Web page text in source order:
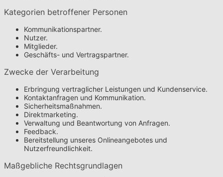
Kategorien betroffener Personen
Kommunikationspartner.
Nutzer.
Mitglieder.
Geschäfts- und Vertragspartner.
Zwecke der Verarbeitung
Erbringung vertraglicher Leistungen und Kundenservice.
Kontaktanfragen und Kommunikation.
Sicherheitsmaßnahmen.
Direktmarketing.
Verwaltung und Beantwortung von Anfragen.
Feedback.
Bereitstellung unseres Onlineangebotes und
Nutzerfreundlichkeit.
Maßgebliche Rechtsgrundlagen